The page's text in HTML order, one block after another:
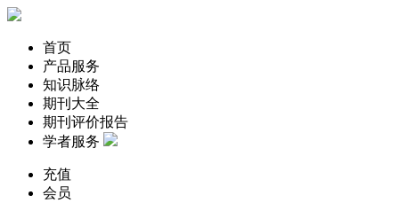
首页
产品服务
知识脉络
期刊大全
期刊评价报告
学者服务
充值
会员